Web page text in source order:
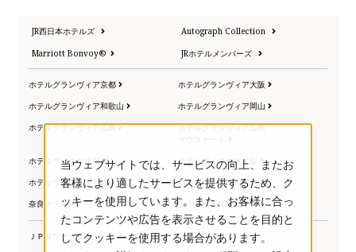
JR西日本ホテルズ Autograph Collection
Marriott Bonvoy® JRホテルメンバーズ
ホテルグランヴィア京都
ホテルグランヴィア大阪
ホテルグランヴィア和歌山
ホテルグランヴィア岡山
ホテルグランヴィア広島
ホテルグランヴィア広島
ホテルヴィスキオ京都
ホテルヴィスキオ大阪
ホテルヴィスキオ尼崎
ホテルヴィスキオ富山
奈良ホテル
梅小路ポテル京都
ＪＰタワー大阪
当ウェブサイトでは、サービスの向上、またお
客様により適したサービスを提供するため、ク
ッキーを使用しています。また、お客様に合っ
たコンテンツや広告を表示させることを目的と
してクッキーを使用する場合があります。